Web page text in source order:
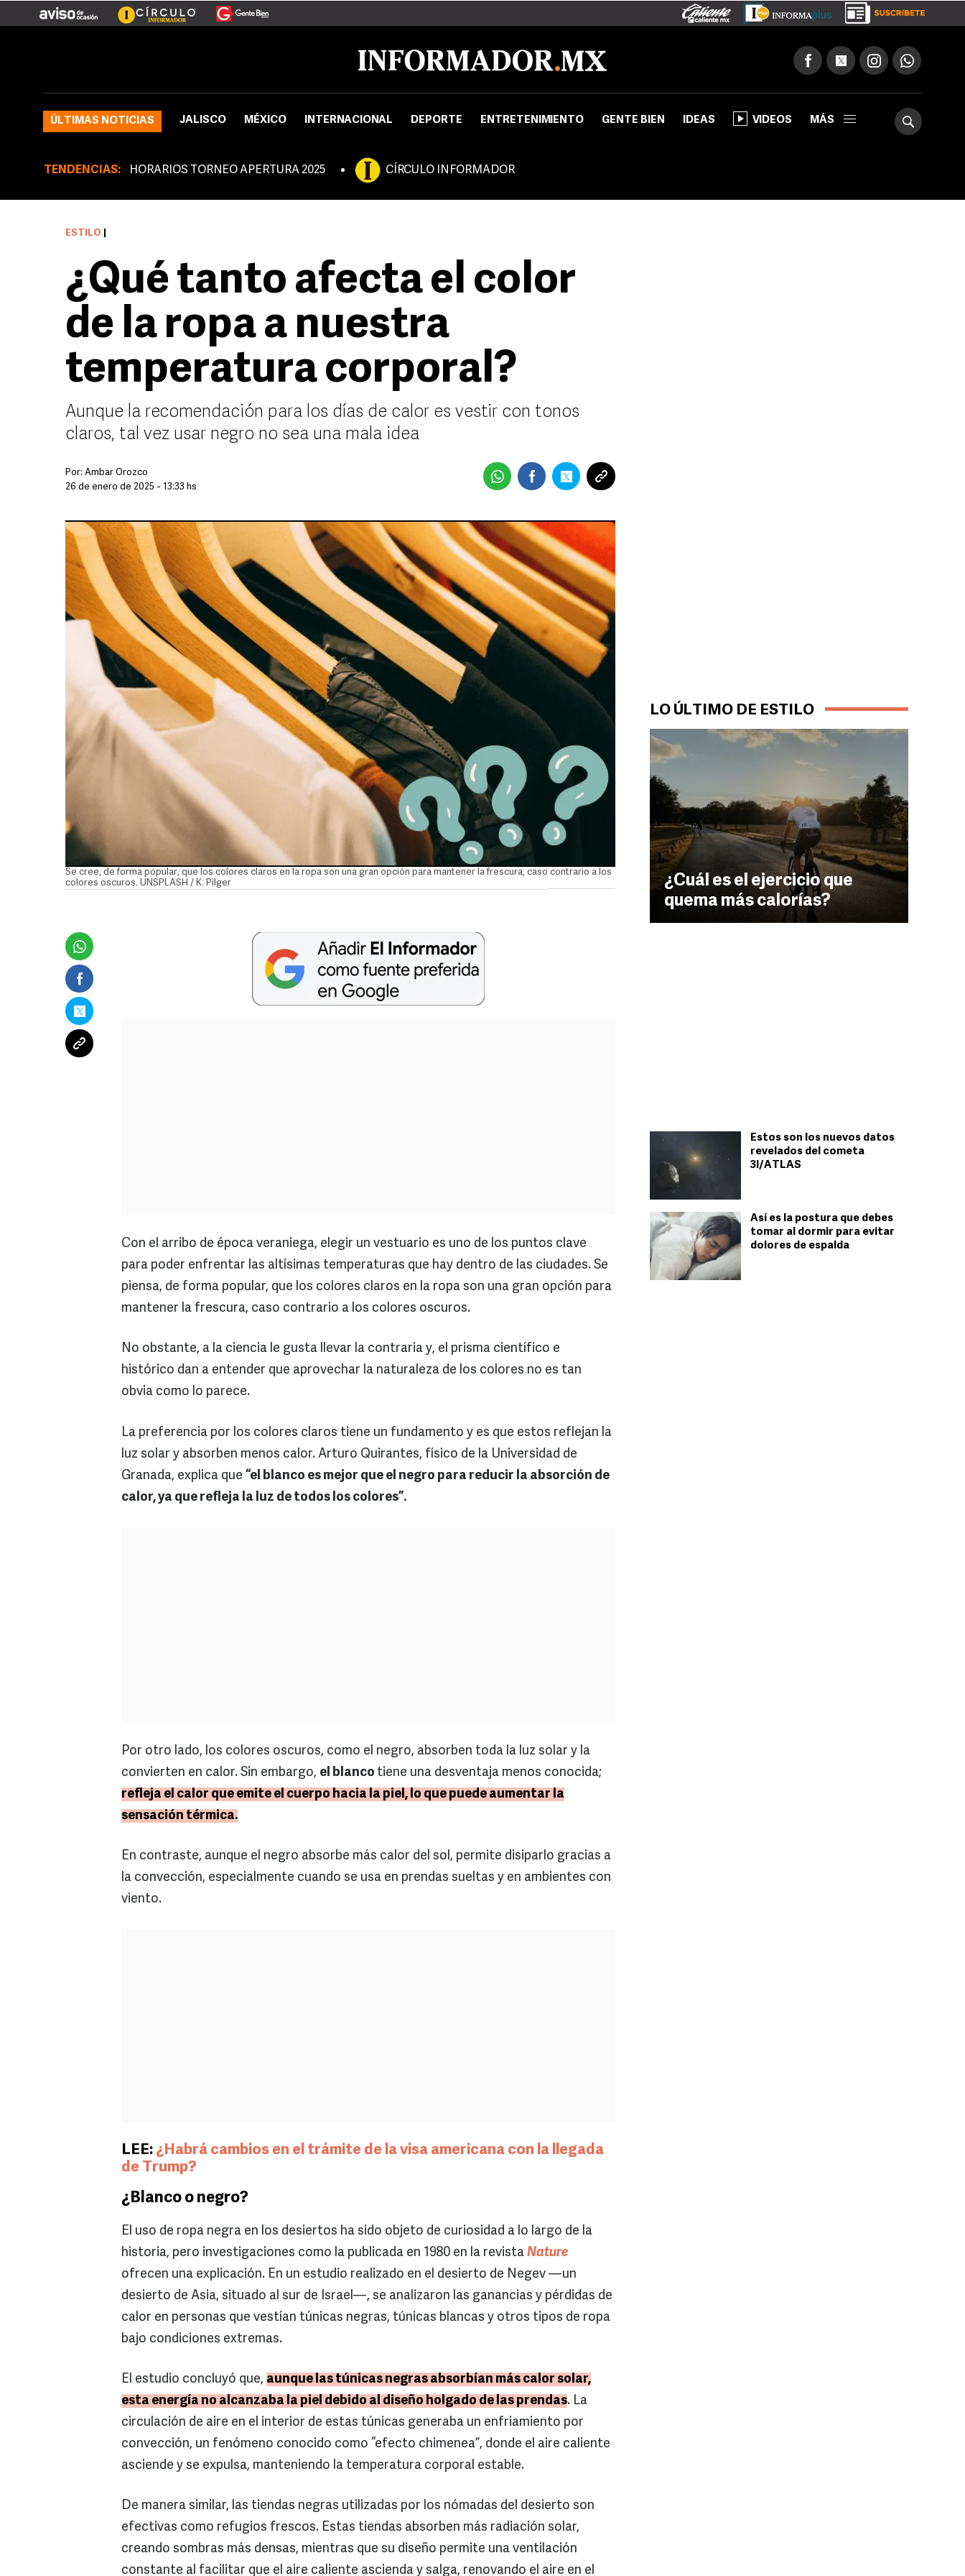
ÚLTIMAS NOTICIAS JALISCO MÉXICO INTERNACIONAL DEPORTE ENTRETENIMIENTO GENTE BIEN IDEAS VIDEOS MÁS
TENDENCIAS: HORARIOS TORNEO APERTURA 2025 CÍRCULO INFORMADOR
LO ÚLTIMO DE ESTILO
¿Cuál es el ejercicio que
quema más calorías?
Estos son los nuevos datos
revelados del cometa
3I/ATLAS
Así es la postura que debes
tomar al dormir para evitar
dolores de espalda
ESTILO
¿Qué tanto afecta el color
de la ropa a nuestra
temperatura corporal?
Aunque la recomendación para los días de calor es vestir con tonos
claros, tal vez usar negro no sea una mala idea
Por: Ámbar Orozco
26 de enero de 2025 - 13:33 hs
Se cree, de forma popular, que los colores claros en la ropa son una gran opción para mantener la frescura, caso contrario a los
colores oscuros. UNSPLASH / K. Pilger
Con el arribo de época veraniega, elegir un vestuario es uno de los puntos clave
para poder enfrentar las altísimas temperaturas que hay dentro de las ciudades. Se
piensa, de forma popular, que los colores claros en la ropa son una gran opción para
mantener la frescura, caso contrario a los colores oscuros.
No obstante, a la ciencia le gusta llevar la contraria y, el prisma científico e
histórico dan a entender que aprovechar la naturaleza de los colores no es tan
obvia como lo parece.
La preferencia por los colores claros tiene un fundamento y es que estos reflejan la
luz solar y absorben menos calor. Arturo Quirantes, físico de la Universidad de
Granada, explica que “el blanco es mejor que el negro para reducir la absorción de
calor, ya que refleja la luz de todos los colores”.
Por otro lado, los colores oscuros, como el negro, absorben toda la luz solar y la
convierten en calor. Sin embargo, el blanco tiene una desventaja menos conocida;
refleja el calor que emite el cuerpo hacia la piel, lo que puede aumentar la
sensación térmica.
En contraste, aunque el negro absorbe más calor del sol, permite disiparlo gracias a
la convección, especialmente cuando se usa en prendas sueltas y en ambientes con
viento.
LEE: ¿Habrá cambios en el trámite de la visa americana con la llegada
de Trump?
¿Blanco o negro?
El uso de ropa negra en los desiertos ha sido objeto de curiosidad a lo largo de la
historia, pero investigaciones como la publicada en 1980 en la revista Nature
ofrecen una explicación. En un estudio realizado en el desierto de Negev —un
desierto de Asia, situado al sur de Israel—, se analizaron las ganancias y pérdidas de
calor en personas que vestían túnicas negras, túnicas blancas y otros tipos de ropa
bajo condiciones extremas.
El estudio concluyó que, aunque las túnicas negras absorbían más calor solar,
esta energía no alcanzaba la piel debido al diseño holgado de las prendas. La
circulación de aire en el interior de estas túnicas generaba un enfriamiento por
convección, un fenómeno conocido como “efecto chimenea”, donde el aire caliente
asciende y se expulsa, manteniendo la temperatura corporal estable.
De manera similar, las tiendas negras utilizadas por los nómadas del desierto son
efectivas como refugios frescos. Estas tiendas absorben más radiación solar,
creando sombras más densas, mientras que su diseño permite una ventilación
constante al facilitar que el aire caliente ascienda y salga, renovando el aire en el